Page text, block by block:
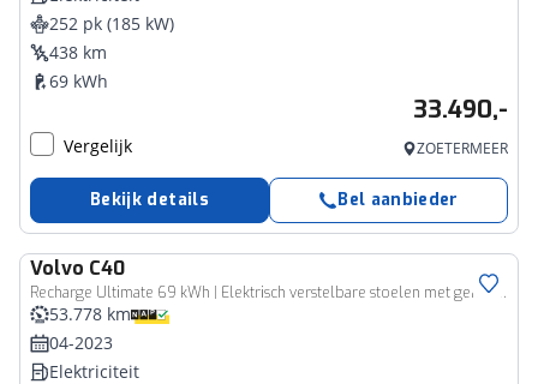
252 pk (185 kW)
438 km
69 kWh
33.490,-
Vergelijk ZOETERMEER
Bekijk details Bel aanbieder
Volvo C40
Recharge Ultimate 69 kWh | Elektrisch verstelbare stoelen met geheugen | Harman/Kardon Audio | Elektrische achterklep | Panorama Dak | Nubuck interieur | Adaptieve Cruise Control
53.778 km
04-2023
Elektriciteit